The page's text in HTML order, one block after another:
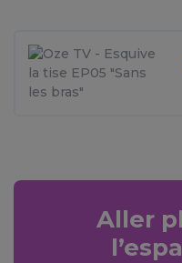
Aller